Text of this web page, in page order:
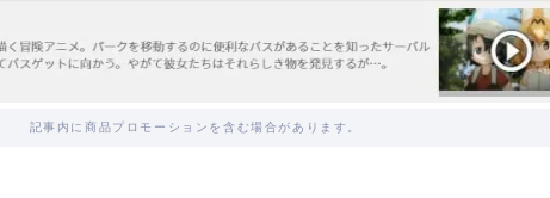
記事内に商品プロモーションを含む場合があります。